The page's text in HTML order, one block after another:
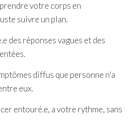
votre corps en
suivre un plan.
des réponses vagues et des
diffus que personne n'a
eux.
entouré.e, a votre rythme, sans